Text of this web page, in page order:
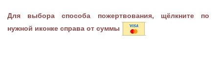
Для выбора способа пожертвования, щёлкните по
нужной иконке справа от суммы